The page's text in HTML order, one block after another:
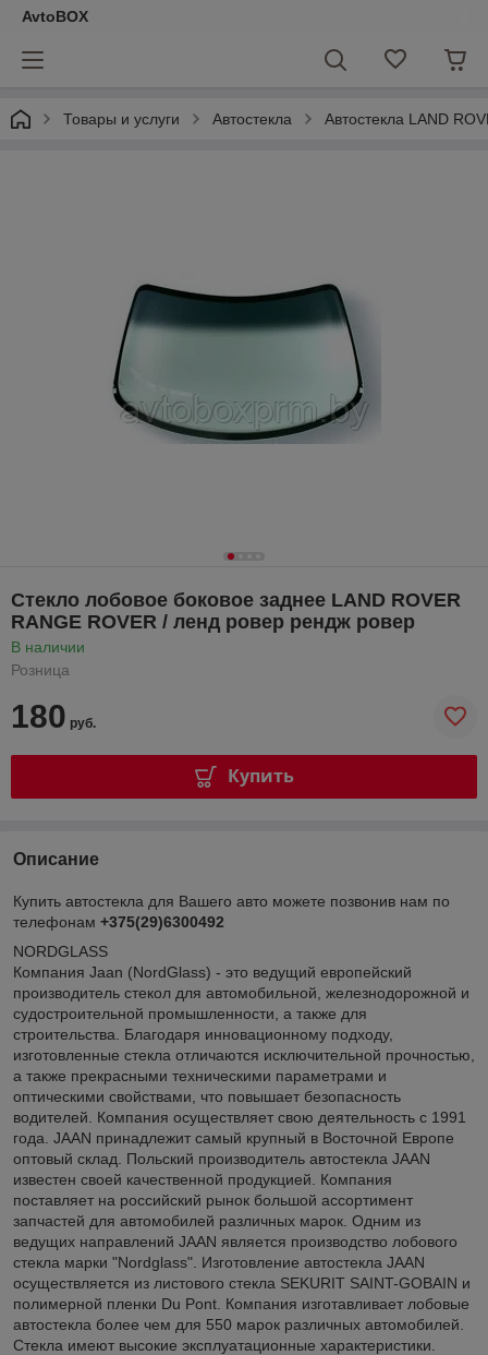
AvtoBOX
Товары и услуги Автостекла Автостекла LAND
Стекло лобовое боковое заднее LAND ROVER
RANGE ROVER / ленд ровер рендж ровер
В наличии
Розница
180 руб.
Купить
Описание
Купить автостекла для Вашего авто можете позвонив нам по
телефонам +375(29)6300492
NORDGLASS
Компания Jaan (NordGlass) - это ведущий европейский
производитель стекол для автомобильной, железнодорожной и
судостроительной промышленности, а также для
строительства. Благодаря инновационному подходу,
изготовленные стекла отличаются исключительной прочностью,
а также прекрасными техническими параметрами и
оптическими свойствами, что повышает безопасность
водителей. Компания осуществляет свою деятельность с 1991
года. JAAN принадлежит самый крупный в Восточной Европе
оптовый склад. Польский производитель автостекла JAAN
известен своей качественной продукцией. Компания
поставляет на российский рынок большой ассортимент
запчастей для автомобилей различных марок. Одним из
ведущих направлений JAAN является производство лобового
стекла марки "Nordglass". Изготовление автостекла JAAN
осуществляется из листового стекла SEKURIT SAINT-GOBAIN и
полимерной пленки Du Pont. Компания изготавливает лобовые
автостекла более чем для 550 марок различных автомобилей.
Стекла имеют высокие эксплуатационные характеристики.